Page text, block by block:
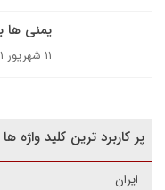
یمنی ها
۱۱ شهریور ۱۳۹۱
پر کاربرد ترین کلید واژه ها
ایران